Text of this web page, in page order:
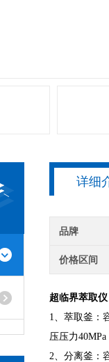
详细
品牌
价格区间
超临界萃取
1、萃取釜：
压压力40MPa
2、 分离釜：